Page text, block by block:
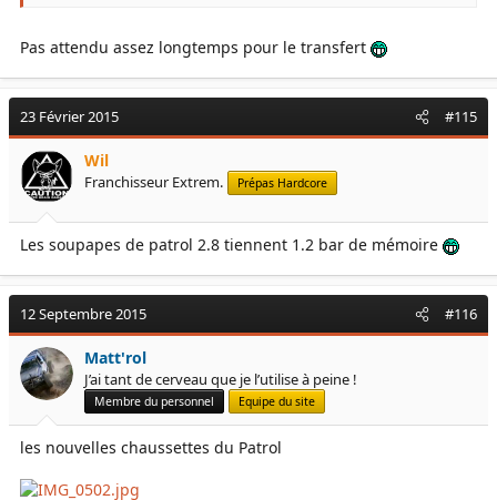
Pas attendu assez longtemps pour le transfert
23 Février 2015 #115
Wil
Franchisseur Extrem. Prépas Hardcore
Les soupapes de patrol 2.8 tiennent 1.2 bar de mémoire
12 Septembre 2015 #116
Matt'rol
J’ai tant de cerveau que je l’utilise à peine !
Membre du personnel Equipe du site
les nouvelles chaussettes du Patrol